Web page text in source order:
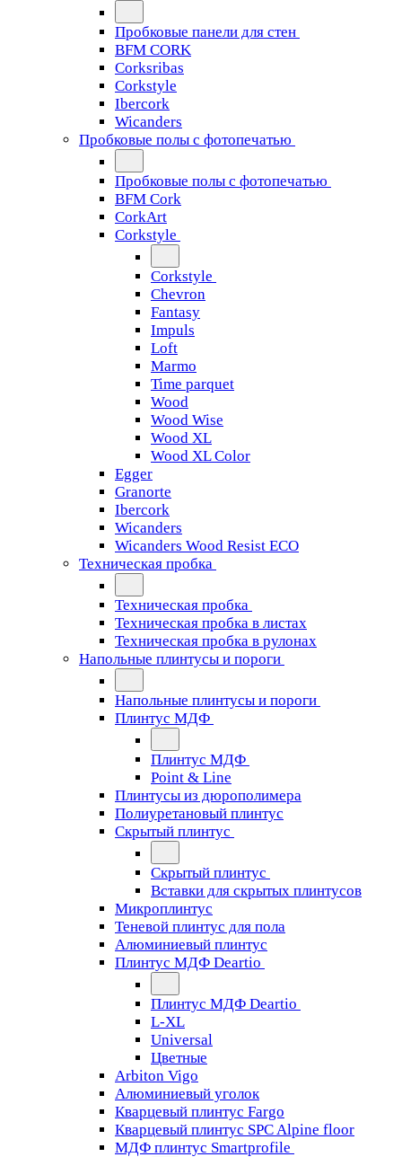
Пробковые панели для стен
BFM CORK
Corksribas
Corkstyle
Ibercork
Wicanders
Пробковые полы с фотопечатью
Пробковые полы с фотопечатью
BFM Cork
CorkArt
Corkstyle
Corkstyle
Chevron
Fantasy
Impuls
Loft
Marmo
Time parquet
Wood
Wood Wise
Wood XL
Wood XL Color
Egger
Granorte
Ibercork
Wicanders
Wicanders Wood Resist ECO
Техническая пробка
Техническая пробка
Техническая пробка в листах
Техническая пробка в рулонах
Напольные плинтусы и пороги
Напольные плинтусы и пороги
Плинтус МДФ
Плинтус МДФ
Point & Line
Плинтусы из дюрополимера
Полиуретановый плинтус
Скрытый плинтус
Скрытый плинтус
Вставки для скрытых плинтусов
Микроплинтус
Теневой плинтус для пола
Алюминиевый плинтус
Плинтус МДФ Deartio
Плинтус МДФ Deartio
L-XL
Universal
Цветные
Arbiton Vigo
Алюминиевый уголок
Кварцевый плинтус Fargo
Кварцевый плинтус SPC Alpine floor
МДФ плинтус Smartprofile